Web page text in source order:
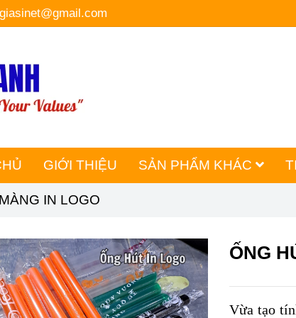
GIỚI THIỆU SẢN PHẨM KHÁC
IN LOGO
ỐNG
Vừa tạo